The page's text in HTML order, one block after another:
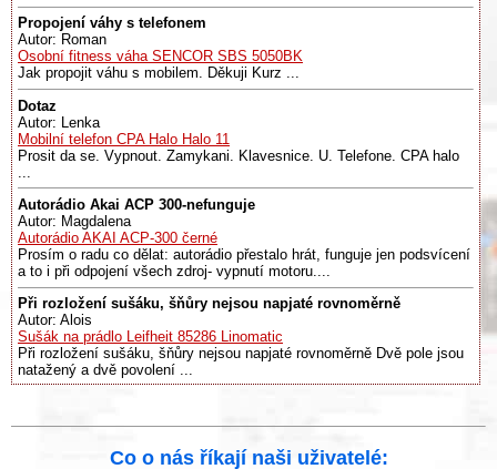
Propojení váhy s telefonem
Autor: Roman
Osobní fitness váha SENCOR SBS 5050BK
Jak propojit váhu s mobilem. Děkuji Kurz ...
Dotaz
Autor: Lenka
Mobilní telefon CPA Halo Halo 11
Prosit da se. Vypnout. Zamykani. Klavesnice. U. Telefone. CPA halo
Autorádio Akai ACP 300-nefunguje
Autor: Magdalena
Autorádio AKAI ACP-300 černé
Prosím o radu co dělat: autorádio přestalo hrát, funguje jen podsvícení
a to i při odpojení všech zdroj- vypnutí motoru....
Při rozložení sušáku, šňůry nejsou napjaté rovnoměrně
Autor: Alois
Sušák na prádlo Leifheit 85286 Linomatic
Při rozložení sušáku, šňůry nejsou napjaté rovnoměrně Dvě pole jsou
natažený a dvě povolení ...
Co o nás říkají naši uživatelé: